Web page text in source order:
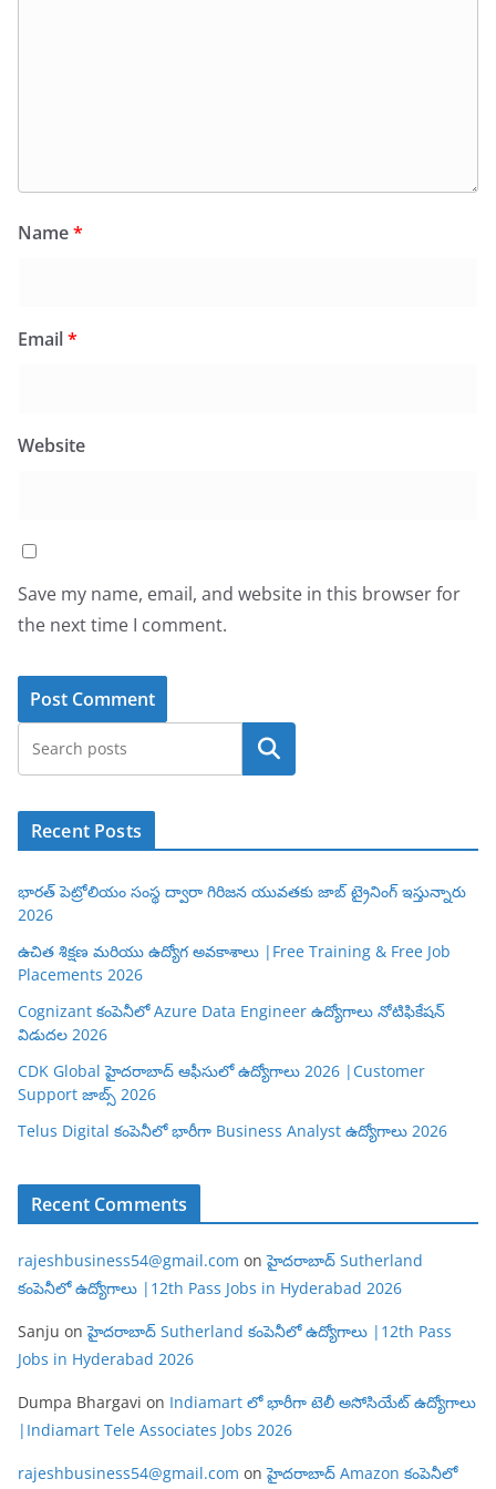
Name*
Email*
Website
Save my name, email, and website in this browser for
the next time I comment.
Search
Recent Posts
భారత్ పెట్రోలియం సంస్థ ద్వారా గిరిజన యువతకు జాబ్ ట్రైనింగ్ ఇస్తున్నారు
2026
ఉచిత శిక్షణ మరియు ఉద్యోగ అవకాశాలు |Free Training & Free Job
Placements 2026
Cognizant కంపెనీలో Azure Data Engineer ఉద్యోగాలు నోటిఫికేషన్
విడుదల 2026
CDK Global హైదరాబాద్ ఆఫీసులో ఉద్యోగాలు 2026 |Customer
Support జాబ్స్ 2026
Telus Digital కంపెనీలో భారీగా Business Analyst ఉద్యోగాలు 2026
Recent Comments
rajeshbusiness54@gmail.com onహైదరాబాద్ Sutherland
కంపెనీలో ఉద్యోగాలు |12th Pass Jobs in Hyderabad 2026
Sanju onహైదరాబాద్ Sutherland కంపెనీలో ఉద్యోగాలు |12th Pass
Jobs in Hyderabad 2026
Dumpa Bhargavi on Indiamart లో భారీగా టెలీ అసోసియేట్ ఉద్యోగాలు
|Indiamart Tele Associates Jobs 2026
rajeshbusiness54@gmail.com onహైదరాబాద్ Amazon కంపెనీలో